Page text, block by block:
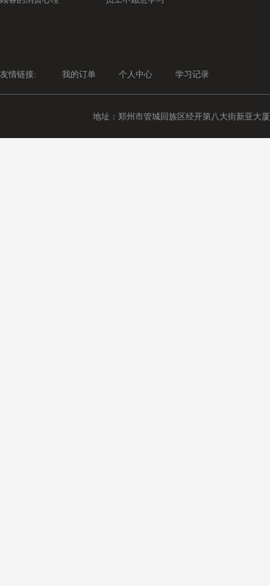
友情链接: 我的订单 个人中心 学习记录
地址：郑州市管城回族区经开第八大街新亚大